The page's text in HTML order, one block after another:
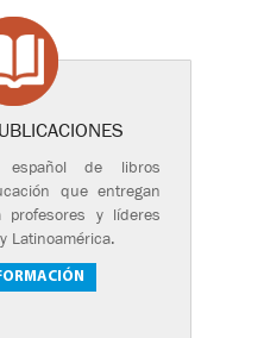
español de libros
que entregan
profesores y líderes
Latinoamérica.